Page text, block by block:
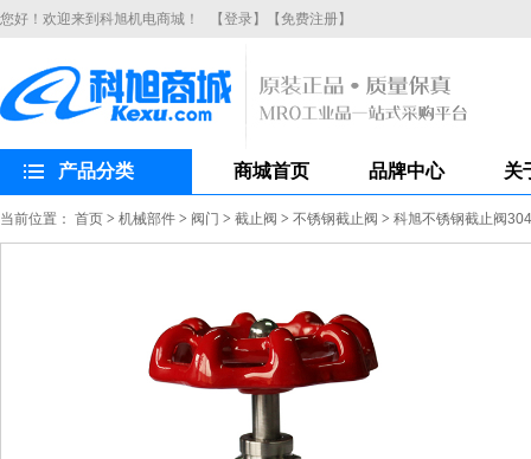
您好！欢迎来到科旭机电商城！ 【登录】 【免费注册】
产品分类 商城首页 品牌中心 关
当前位置： 首页 > 机械部件 > 阀门 > 截止阀 > 不锈钢截止阀 > 科旭不锈钢截止阀